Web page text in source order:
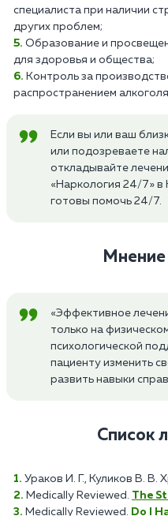
специалиста при наличии
других проблем;
Образование и
для здоровья и общества;
Контроль за
распространением алкоголя.
Если вы или ваш
или подозреваете
откладывайте
«Наркология 24/7» в
готовы помочь 24/7.
Мнение
«Эффективное
только на
психологической
пациенту изменить
развить навыки
Список
Ураков И. Г., Куликов В. В.
Medically Reviewed. The
Medically Reviewed.
Do I